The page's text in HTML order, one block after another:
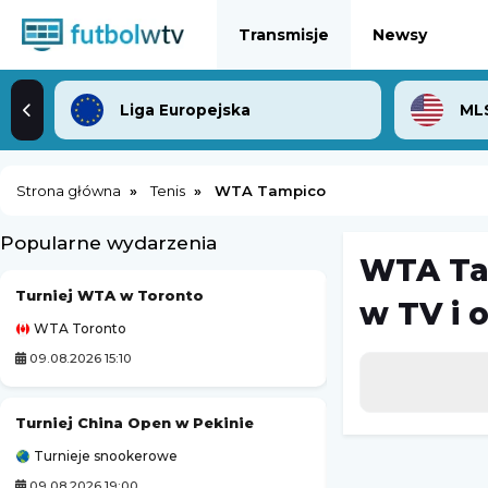
Transmisje Newsy
Liga Europejska
Strona główna Tenis WTA Tampico
Popularne wydarzenia
Turniej WTA w Toronto
WTA Toronto
09.08.2026 15:10
Turniej China Open w Pekinie
Turnieje snookerowe
Zoria Ługańsk
Liga Ukraińska
WTA
w TV i